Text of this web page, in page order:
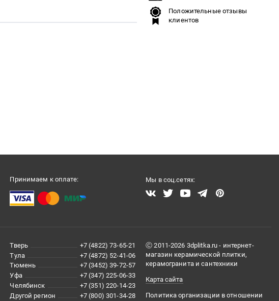
Положительные отзывы
клиентов
Принимаем к оплате: Мы в соц.сетях:
Тверь
+7 (4822) 73-65-21
Тула
+7 (4872) 52-41-06
Тюмень
+7 (3452) 39-72-57
Уфа
+7 (347) 225-06-33
Челябинск
+7 (351) 220-14-23
Другой регион
+7 (800) 301-34-28
Ⓒ 2011-2026 3dplitka.ru - интернет-
магазин керамической плитки,
керамогранита и сантехники
Карта сайта
Политика организации в отношении